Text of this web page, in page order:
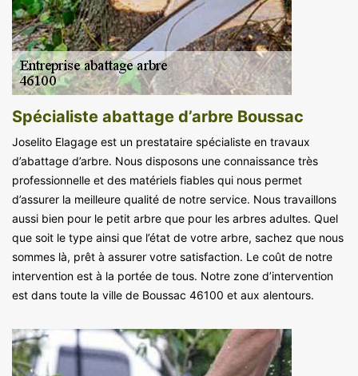
Spécialiste abattage d’arbre Boussac
Joselito Elagage est un prestataire spécialiste en travaux
d’abattage d’arbre. Nous disposons une connaissance très
professionnelle et des matériels fiables qui nous permet
d’assurer la meilleure qualité de notre service. Nous travaillons
aussi bien pour le petit arbre que pour les arbres adultes. Quel
que soit le type ainsi que l’état de votre arbre, sachez que nous
sommes là, prêt à assurer votre satisfaction. Le coût de notre
intervention est à la portée de tous. Notre zone d’intervention
est dans toute la ville de Boussac 46100 et aux alentours.